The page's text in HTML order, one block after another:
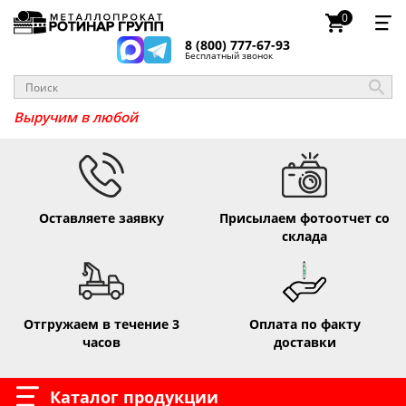
8 (800) 777-67-93
Бесплатный звонок
0
Выручим в люб _
Оставляете заявку
Присылаем фотоотчет со
склада
Отгружаем в течение 3
часов
Оплата по факту
доставки
Каталог продукции